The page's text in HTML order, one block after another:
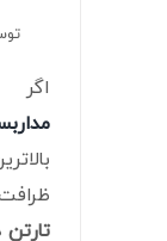
اگر
تارتن